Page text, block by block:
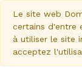
Le site web
certains d'entre
à utiliser le site
acceptez